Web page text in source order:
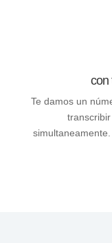
con
Te damos un